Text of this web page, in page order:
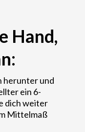
Hand,
herunter und
ein 6-
dich weiter
Mittelmaß